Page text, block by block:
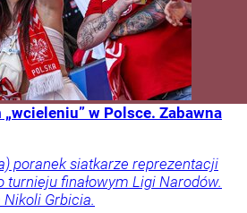
w Polsce. Zabawna
poranek siatkarze reprezentacji
turnieju finałowym Ligi Narodów.
Nikoli Grbicia.